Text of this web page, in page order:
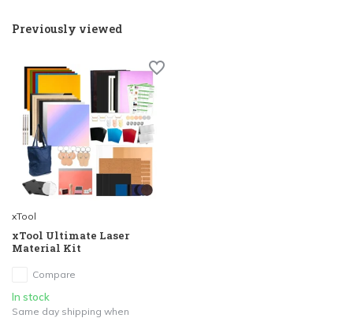
Previously viewed
xTool
xTool Ultimate Laser
Material Kit
Compare
In stock
Same day shipping when